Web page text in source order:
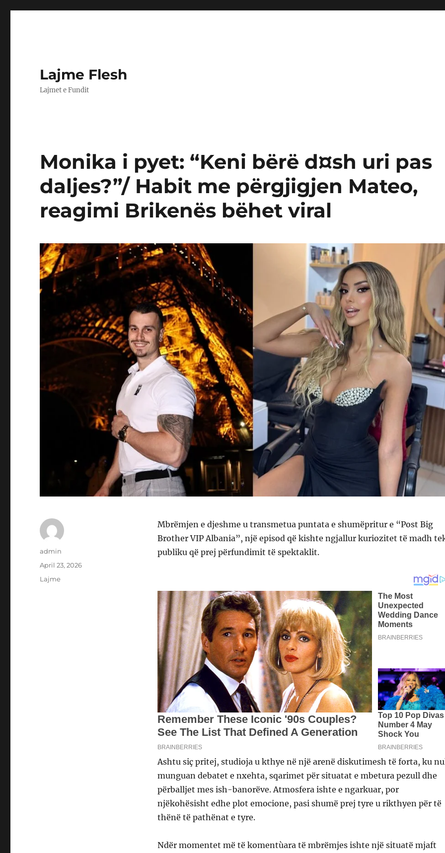
Lajme Flesh
Lajmet e Fundit
Monika i pyet: “Keni bërë d¤sh uri pas
daljes?”/ Habit me përgjigjen Mateo,
reagimi Brikenës bëhet viral
Mbrëmjen e djeshme u transmetua puntata e shumëpritur e “Post Big
Brother VIP Albania”, një episod që kishte ngjallur kuriozitet të madh
publiku që prej përfundimit të spektaklit.
Ashtu siç pritej, studioja u kthye në një arenë diskutimesh të forta, ku
munguan debatet e nxehta, sqarimet për situatat e mbetura pezull dhe
përballjet mes ish-banorëve. Atmosfera ishte e ngarkuar, por
njëkohësisht edhe plot emocione, pasi shumë prej tyre u rikthyen për të
thënë të pathënat e tyre.
Ndër momentet më të komentùara të mbrëmjes ishte një situatë mjaft
Author
admin
Posted
April 23, 2026
Categories
Lajme